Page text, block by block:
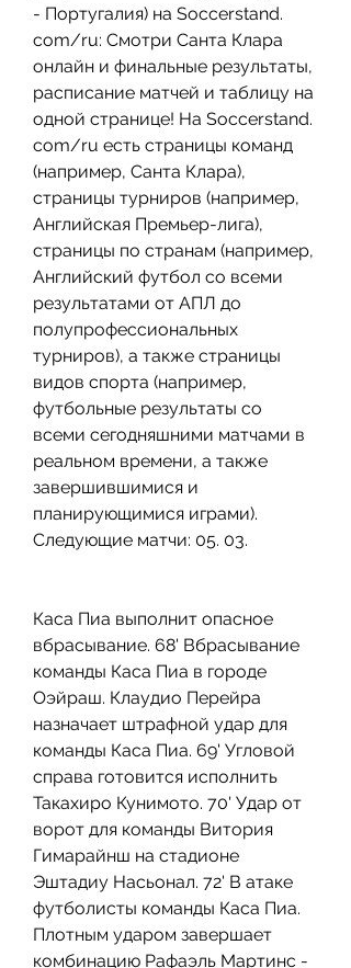
- Португалия) на Soccerstand.
com/ru: Смотри Санта Клара
онлайн и финальные результаты,
расписание матчей и таблицу на
одной странице! На Soccerstand.
com/ru есть страницы команд
(например, Санта Клара),
страницы турниров (например,
Английская Премьер-лига),
страницы по странам (например,
Английский футбол со всеми
результатами от АПЛ до
полупрофессиональных
турниров), а также страницы
видов спорта (например,
футбольные результаты со
всеми сегодняшними матчами в
реальном времени, а также
завершившимися и
планирующимися играми).
Следующие матчи: 05. 03.
Каса Пиа выполнит опасное
вбрасывание. 68' Вбрасывание
команды Каса Пиа в городе
Оэйраш. Клаудио Перейра
назначает штрафной удар для
команды Каса Пиа. 69' Угловой
справа готовится исполнить
Такахиро Кунимото. 70' Удар от
ворот для команды Витория
Гимарайнш на стадионе
Эштадиу Насьонал. 72' В атаке
футболисты команды Каса Пиа.
Плотным ударом завершает
комбинацию Рафаэль Мартинс -